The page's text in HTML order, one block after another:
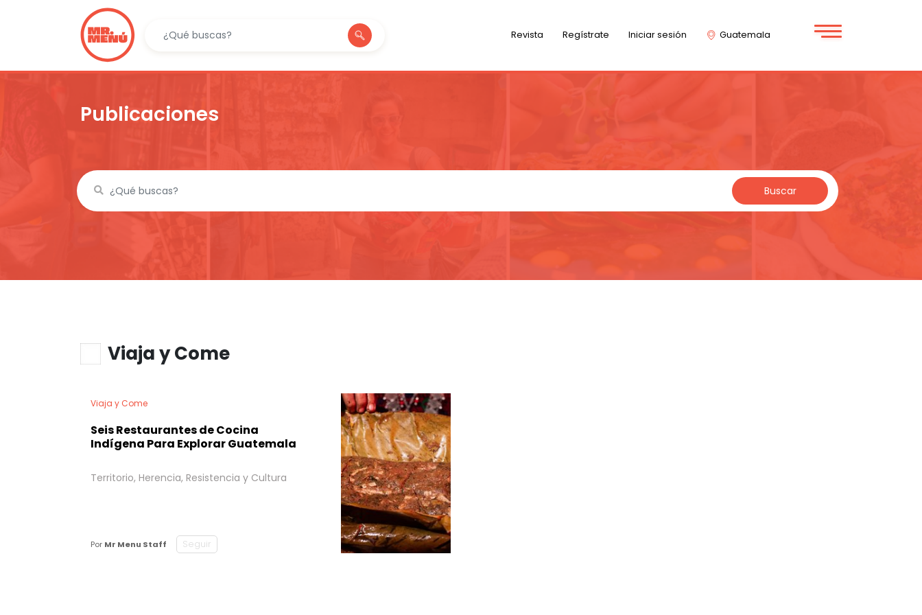
Revista Regístrate Iniciar sesión Guatemala
Publicaciones
Buscar
Viaja y Come
Viaja y Come
Seis Restaurantes de Cocina
Indígena Para Explorar Guatemala
Territorio, Herencia, Resistencia y Cultura
Por Mr Menu Staff Seguir